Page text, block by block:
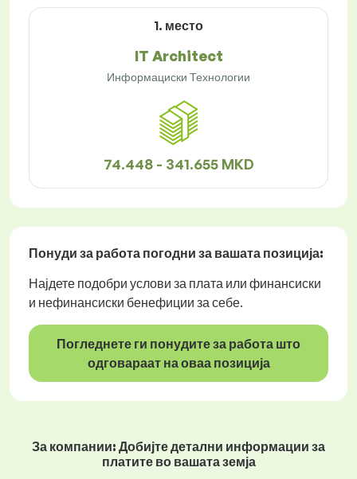
1. место
IT Architect
Информациски Технологии
74.448 - 341.655 MKD
Понуди за работа погодни за вашата позиција:
Најдете подобри услови за плата или финансиски
и нефинансиски бенефиции за себе.
Погледнете ги понудите за работа што
одговараат на оваа позиција
За компании: Добијте детални информации за
платите во вашата земја